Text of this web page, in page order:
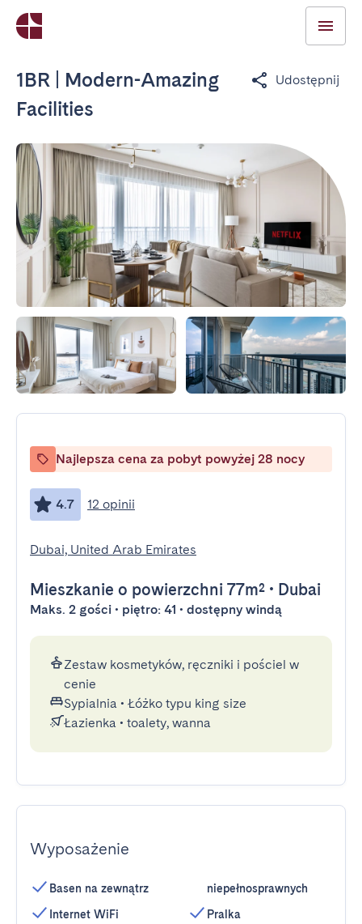
1BR | Modern-Amazing
Facilities
Udostępnij
Najlepsza cena za pobyt powyżej 28 nocy
4.7 12 opinii
Dubai, United Arab Emirates
Mieszkanie o powierzchni 77m² • Dubai
Maks. 2 gości • piętro: 41 • dostępny windą
Zestaw kosmetyków, ręczniki i pościel w
cenie
Sypialnia • Łóżko typu king size
Łazienka • toalety, wanna
Wyposażenie
Basen na zewnątrz
Internet WiFi
niepełnosprawnych
Pralka